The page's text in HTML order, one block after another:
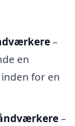
–
en
for en
–